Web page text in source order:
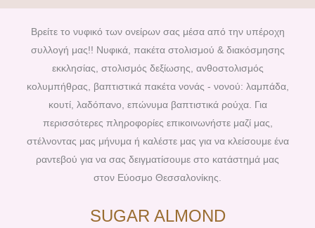
e
b
o
o
k
t
e
r
e
s
t
t
a
g
r
a
m
t
u
b
Βρείτε το νυφικό των ονείρων σας μέσα από την υπέροχη
συλλογή μας!! Νυφικά, πακέτα στολισμού & διακόσμησης
εκκλησίας, στολισμός δεξίωσης, ανθοστολισμός
κολυμπήθρας, βαπτιστικά πακέτα νονάς - νονού: λαμπάδα,
κουτί, λαδόπανο, επώνυμα βαπτιστικά ρούχα. Για
περισσότερες πληροφορίες επικοινωνήστε μαζί μας,
στέλνοντας μας μήνυμα ή καλέστε μας για να κλείσουμε ένα
ραντεβού για να σας δειγματίσουμε στο κατάστημά μας
στον Εύοσμο Θεσσαλονίκης.
SUGAR ALMOND